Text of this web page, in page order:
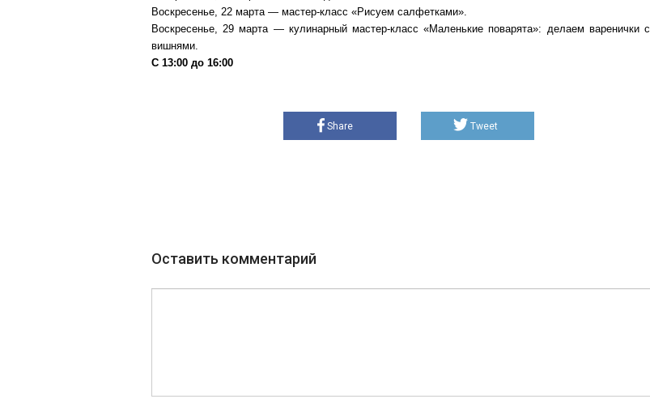
Воскресенье, 22 марта — мастер-класс «Рисуем салфетками».
Воскресенье, 29 марта — кулинарный мастер-класс «Маленькие поварята»: делаем варенички с
вишнями.
С 13:00 до 16:00
Share Tweet
Оставить комментарий